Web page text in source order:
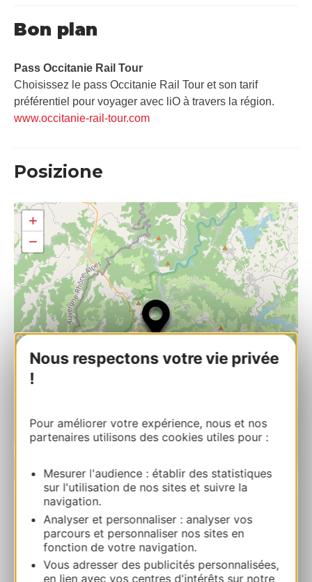
Nous respectons votre vie privée
!
Pour améliorer votre expérience, nous et nos
partenaires utilisons des cookies utiles pour :
Mesurer l'audience : établir des statistiques
sur l'utilisation de nos sites et suivre la
navigation.
Analyser et personnaliser : analyser vos
parcours et personnaliser nos sites en
fonction de votre navigation.
Vous adresser des publicités personnalisées,
en lien avec vos centres d'intérêts sur notre
Bon plan
Pass Occitanie Rail Tour​
Choisissez le pass Occitanie Rail Tour et son tarif
préférentiel pour voyager avec liO à travers la région.
www.occitanie-rail-tour.com
Posizione
+
−
Leaflet | Map data ©OpenStreetMap contributors
PRENOTARE
Le gîte de Jean – gîte rural